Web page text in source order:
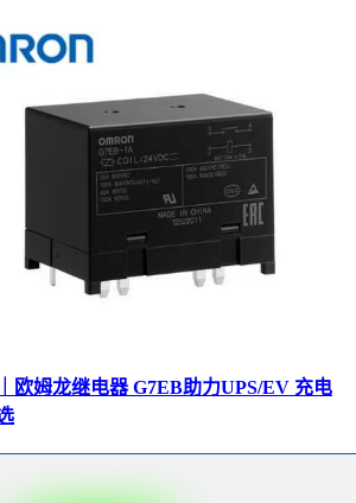
欧姆龙继电器 G7EB助力UPS/EV 充电